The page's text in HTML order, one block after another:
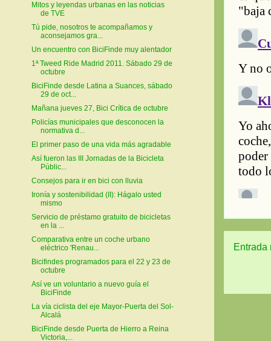
Entrada
Mitos y leyendas urbanas en las noticias
de TVE
Tú pide, nosotros te acompañamos y
aconsejamos gra...
Un encuentro con BiciFinde muy alentador
1ª Tweed Ride Madrid 2011. Sábado 29 de
octubre
BiciFinde desde Latina a Suances, sábado
29 de oct...
Mañana jueves 27, Bici Crítica de octubre
Policías municipales que desconocen la
normativa d...
El primer paso de una vida más agradable
Así fueron las III Jornadas de la Bicicleta
Públic...
Consejos para ir en bici con lluvia
Ironía y sostenibilidad (II): Hágalo usted
mismo
Servicio de préstamo gratuito de bicicletas
en la ...
Comparativa entre un coche urbano
eléctrico 'Renau...
Bicifindes programados para el 22 y 23 de
octubre
Así ve un voluntario a nuevo guía el
BiciFinde
La vía ciclista del eje Mayor-Puerta del Sol-
Alcalá
BiciFinde desde Puerta de Hierro a Reina
Victoria,...